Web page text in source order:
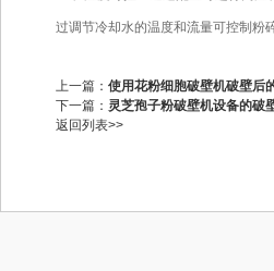
过调节冷却水的温度和流量可控制
上一篇： 使用花粉细胞破壁机破壁后
下一篇： 灵芝孢子粉破壁机设备的破
返回列表>>